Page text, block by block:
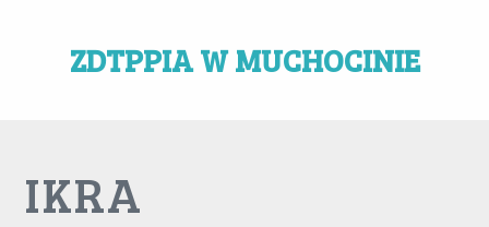
ZDTPPIA W MUCHOCINIE
IKRA